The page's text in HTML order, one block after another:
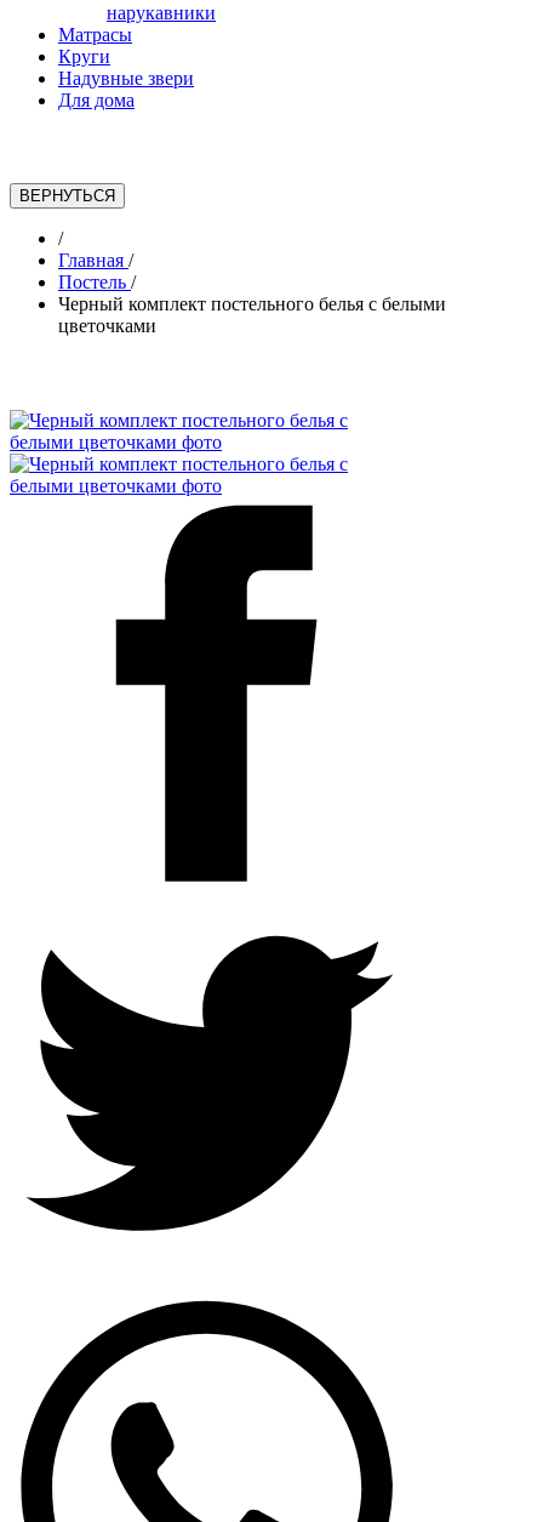
нарукавники
Матрасы
Круги
Надувные звери
Для дома
/
Главная /
Постель /
Черный комплект постельного белья с белыми
цветочками